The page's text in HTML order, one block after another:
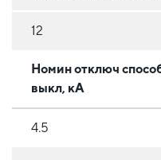
12
Номин отключ
выкл, кА
4.5